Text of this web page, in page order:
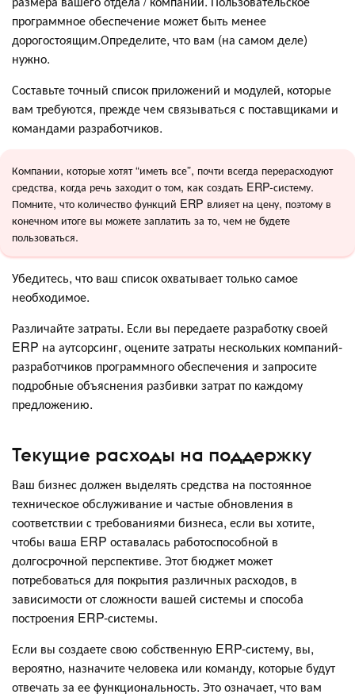
программное обеспечение может быть менее
дорогостоящим.Определите, что вам (на самом деле)
нужно.
Составьте точный список приложений и модулей, которые
вам требуются, прежде чем связываться с поставщиками и
командами разработчиков.
Компании, которые хотят “иметь все”, почти всегда перерасходуют
средства, когда речь заходит о том, как создать ERP-систему.
Помните, что количество функций ERP влияет на цену, поэтому в
конечном итоге вы можете заплатить за то, чем не будете
пользоваться.
Убедитесь, что ваш список охватывает только самое
необходимое.
Различайте затраты. Если вы передаете разработку своей
ERP на аутсорсинг, оцените затраты нескольких компаний-
разработчиков программного обеспечения и запросите
подробные объяснения разбивки затрат по каждому
предложению.
Текущие расходы на поддержку
Ваш бизнес должен выделять средства на постоянное
техническое обслуживание и частые обновления в
соответствии с требованиями бизнеса, если вы хотите,
чтобы ваша ERP оставалась работоспособной в
долгосрочной перспективе. Этот бюджет может
потребоваться для покрытия различных расходов, в
зависимости от сложности вашей системы и способа
построения ERP-системы.
Если вы создаете свою собственную ERP-систему, вы,
вероятно, назначите человека или команду, которые будут
отвечать за ее функциональность. Это означает, что вам